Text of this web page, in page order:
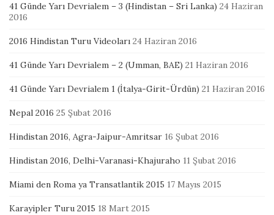
41 Günde Yarı Devrialem – 3 (Hindistan – Sri Lanka) 24 Haziran
2016
2016 Hindistan Turu Videoları 24 Haziran 2016
41 Günde Yarı Devrialem – 2 (Umman, BAE) 21 Haziran 2016
41 Günde Yarı Devrialem 1 (İtalya-Girit-Ürdün) 21 Haziran 2016
Nepal 2016 25 Şubat 2016
Hindistan 2016, Agra-Jaipur-Amritsar 16 Şubat 2016
Hindistan 2016, Delhi-Varanasi-Khajuraho 11 Şubat 2016
Miami den Roma ya Transatlantik 2015 17 Mayıs 2015
Karayipler Turu 2015 18 Mart 2015